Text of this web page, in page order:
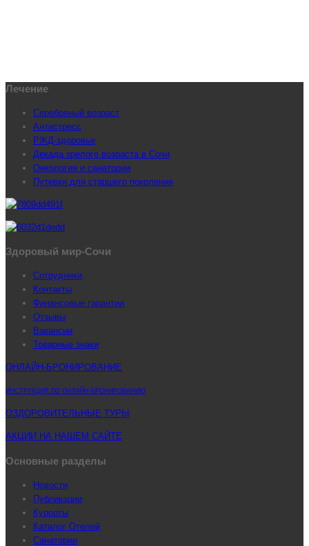
Лечение
Серебряный возраст
Антистресс
РЖД-здоровье
Декада зрелого возраста в Сочи
Онкология и санатории
Путевки для старшего поколения
Здоровый мир-Сочи
Сотрудники
Контакты
Финансовые гарантии
Отзывы
Вакансии
Товарные знаки
ОНЛАЙН-БРОНИРОВАНИЕ
ИНСТРУКЦИЯ ПО ОНЛАЙН-БРОНИРОВАНИЮ
ОЗДОРОВИТЕЛЬНЫЕ ТУРЫ
АКЦИИ НА НАШЕМ САЙТЕ
Основные разделы
Новости
Публикации
Курорты
Каталог Отелей
Санатории